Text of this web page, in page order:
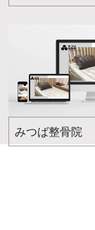
みつば整骨院